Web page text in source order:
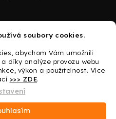
soubory cookies.
abychom Vám umožnili
díky analýze provozu webu
výkon a použitelnost. Více
>>> ZDE.
Shoptet